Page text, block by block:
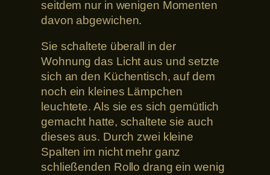
seitdem nur in wenigen Momenten
davon abgewichen.
Sie schaltete überall in der
Wohnung das Licht aus und setzte
sich an den Küchentisch, auf dem
noch ein kleines Lämpchen
leuchtete. Als sie es sich gemütlich
gemacht hatte, schaltete sie auch
dieses aus. Durch zwei kleine
Spalten im nicht mehr ganz
schließenden Rollo drang ein wenig